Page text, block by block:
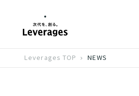
Leverages TOP NEWS